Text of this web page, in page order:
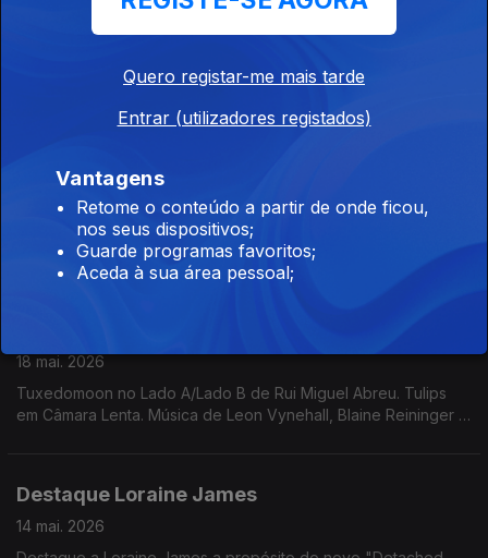
Plaka no Lado A/LAdo B de Rui Miguel Abreu. Throbbing
Música de Cabrita, Ebo Taylor, Sault, Little Simz, ...
19 mai. 2026
Ira Saachs nos Espectros de Teresa Vieira. Wendy Carlos com
a banda sonora de A Clockwork Orange no Som da mudança.
Música de Saint John Mary, James K, Klaus Nomi, Mj Lallo,
18 mai. 2026
Tuxedomoon no Lado A/Lado B de Rui Miguel Abreu. Tulips
em Câmara Lenta. Música de Leon Vynehall, Blaine Reininger +
Destaque Loraine James
14 mai. 2026
Quero registar-me mais tarde
Entrar (utilizadores registados)
Vantagens
Retome o conteúdo a partir de onde ficou,
nos seus dispositivos;
Guarde programas favoritos;
Aceda à sua área pessoal;